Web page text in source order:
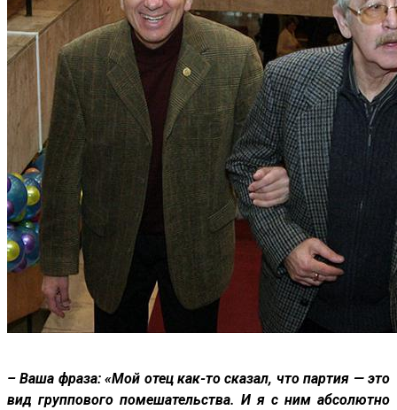
– Ваша фраза: «Мой отец как-то сказал, что партия — это
вид группового помешательства. И я с ним абсолютно